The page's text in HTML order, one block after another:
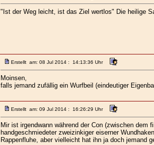
"Ist der Weg leicht, ist das Ziel wertlos" Die heilige
Erstellt am: 08 Jul 2014 : 14:13:36 Uhr
Moinsen,
falls jemand zufällig ein Wurfbeil (eindeutiger
Erstellt am: 09 Jul 2014 : 16:26:29 Uhr
Mir ist irgendwann während der Con (zwischen dem
handgeschmiedeter zweizinkiger eiserner
Rappenfluhe, aber vielleicht hat ihn ja doch jemand